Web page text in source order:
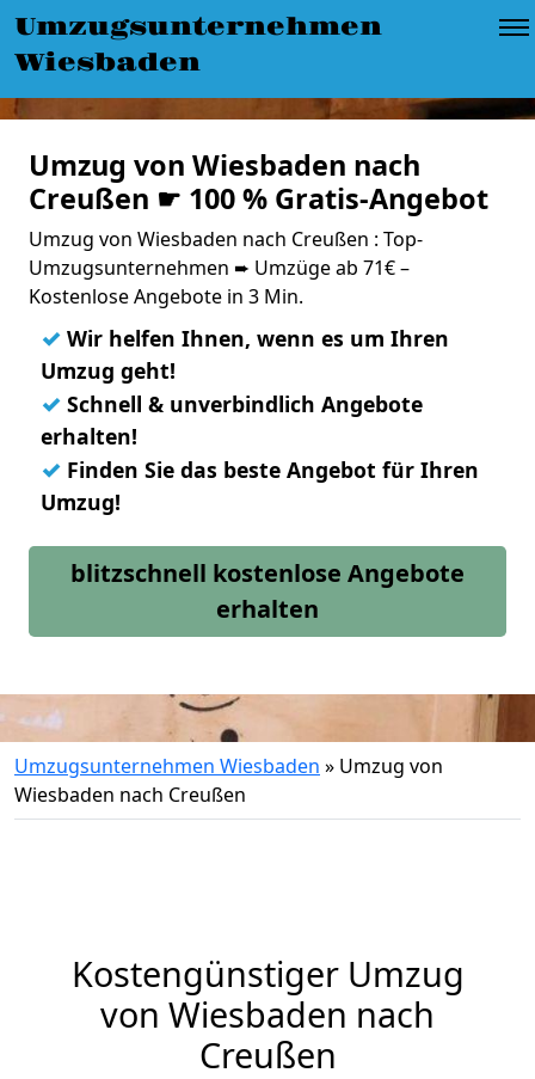
Umzugsunternehmen
Wiesbaden
Umzug von Wiesbaden nach
Creußen ☛ 100 % Gratis-Angebot
Umzug von Wiesbaden nach Creußen : Top-
Umzugsunternehmen ➨ Umzüge ab 71€ –
Kostenlose Angebote in 3 Min.
✓ Wir helfen Ihnen, wenn es um Ihren
Umzug geht!
✓ Schnell & unverbindlich Angebote
erhalten!
✓ Finden Sie das beste Angebot für Ihren
Umzug!
blitzschnell kostenlose Angebote
erhalten
Umzugsunternehmen Wiesbaden » Umzug von
Wiesbaden nach Creußen
Kostengünstiger Umzug
von Wiesbaden nach
Creußen